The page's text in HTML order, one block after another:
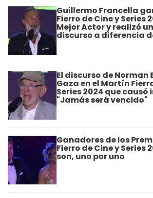
Guillermo Francella
Fierro de Cine y Series
Mejor Actor y realizó
discurso a diferencia
El discurso de Norman
Gaza en el Martín
Series 2024 que
"Jamás será vencido"
Ganadores de los
Fierro de Cine y Series
son, uno por uno